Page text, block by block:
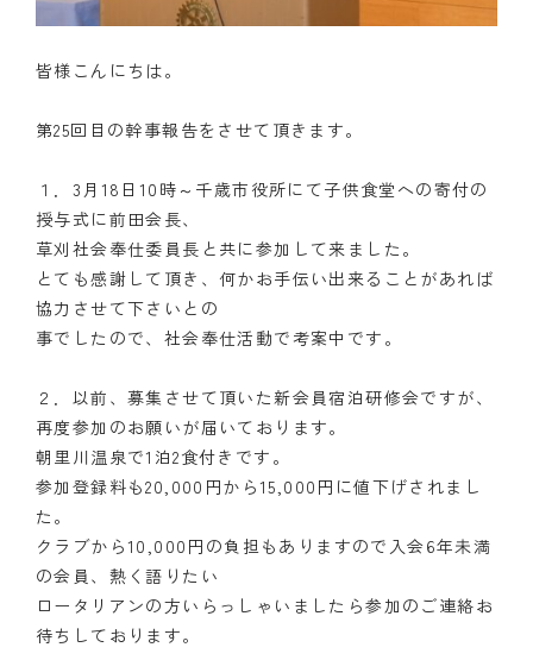
皆様こんにちは。
第25回目の幹事報告をさせて頂きます。
１．3月18日10時～千歳市役所にて子供食堂への寄付の
授与式に前田会長、
草刈社会奉仕委員長と共に参加して来ました。
とても感謝して頂き、何かお手伝い出来ることがあれば
協力させて下さいとの
事でしたので、社会奉仕活動で考案中です。
２．以前、募集させて頂いた新会員宿泊研修会ですが、
再度参加のお願いが届いております。
朝里川温泉で1泊2食付きです。
参加登録料も20,000円から15,000円に値下げされまし
た。
クラブから10,000円の負担もありますので入会6年未満
の会員、熱く語りたい
ロータリアンの方いらっしゃいましたら参加のご連絡お
待ちしております。